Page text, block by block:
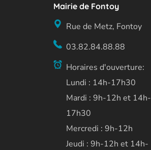
Mairie de Fontoy
Rue de Metz, Fontoy
03.82.84.88.88
Horaires d'ouverture:
Lundi : 14h-17h30
Mardi : 9h-12h et 14h-
17h30
Mercredi : 9h-12h
Jeudi : 9h-12h et 14h-